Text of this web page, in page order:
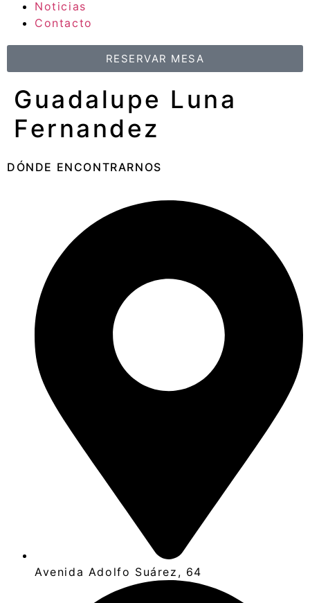
Noticias
Contacto
RESERVAR MESA
Guadalupe Luna
Fernandez
DÓNDE ENCONTRARNOS
Avenida Adolfo Suárez, 64